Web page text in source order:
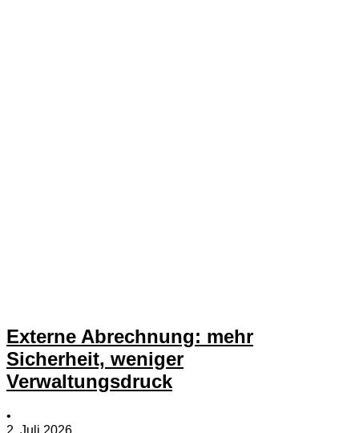
Externe Abrechnung: mehr
Sicherheit, weniger
Verwaltungsdruck
•